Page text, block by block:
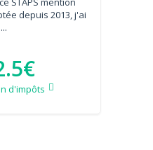
depuis 2013, j'ai
d'impôts